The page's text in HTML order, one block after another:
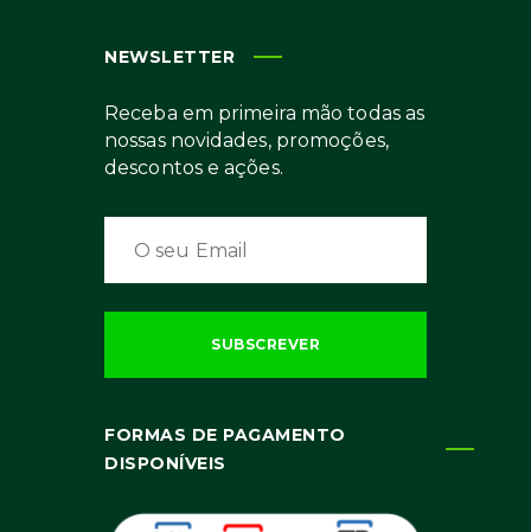
NEWSLETTER
Receba em primeira mão todas as
nossas novidades, promoções,
descontos e ações.
FORMAS DE PAGAMENTO
DISPONÍVEIS